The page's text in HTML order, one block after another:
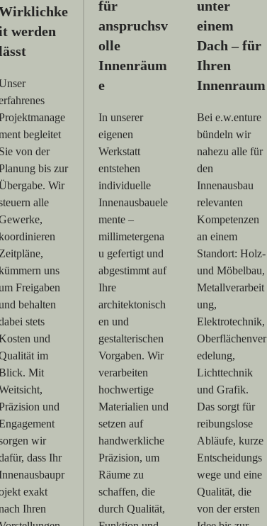
werden
begleitet
Sie von der
bis zur
Wir
alle
Zeitpläne,
uns
Freigaben
behalten
stets
und
im
Mit
und
wir
dass Ihr
exakt
Ihren
für
anspruchsv
olle
Innenräum
e
In unserer
eigenen
Werkstatt
entstehen
individuelle
Innenausbauele
mente –
millimetergena
u gefertigt und
abgestimmt auf
Ihre
architektonisch
en und
gestalterischen
Vorgaben. Wir
verarbeiten
hochwertige
Materialien und
setzen auf
handwerkliche
Präzision, um
Räume zu
schaffen, die
durch Qualität,
unter
einem
Dach – für
Ihren
Innenraum
Bei e.w.enture
bündeln wir
nahezu alle für
den
Innenausbau
relevanten
Kompetenzen
an einem
Standort: Holz-
und Möbelbau,
Metallverarbeit
ung,
Elektrotechnik,
Oberflächenver
edelung,
Lichttechnik
und Grafik.
Das sorgt für
reibungslose
Abläufe, kurze
Entscheidungs
wege und eine
Qualität, die
von der ersten